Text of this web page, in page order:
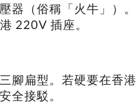
器（俗稱「火牛」）。
220V 插座。
腳扁型。若硬要在香港
全接駁。